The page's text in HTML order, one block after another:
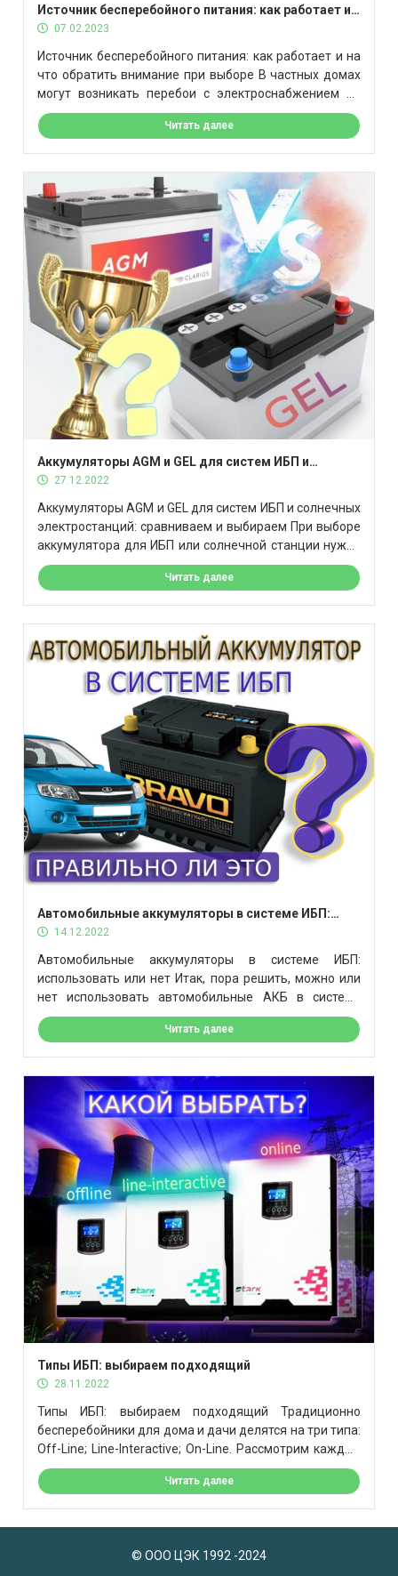
Источник бесперебойного питания: как работает и
на что обратить внимание при выборе
07.02.2023
Источник бесперебойного питания: как работает и на
что обратить внимание при выборе В частных домах
могут возникать перебои с электроснабжением по
причине аварий или плановых ремонтных работ. В
отопительный сезон отключение электричества
отключению скважинного насоса и других важных
бытовых электроприборов. Чтобы сохранить
комфортные […]
Читать далее
Аккумуляторы AGM и GEL для систем ИБП и
солнечных электростанций: сравниваем и
27.12.2022
Аккумуляторы AGM и GEL для систем ИБП и солнечных
электростанций: сравниваем и выбираем При выборе
аккумулятора для ИБП или солнечной станции нужно
понимать принцип работы каждого типа. От этого
зависит эффективность и срок жизни вашего
отличается от GEL? Для чего подойдет агм акб […]
Читать далее
Автомобильные аккумуляторы в системе ИБП:
использовать или нет
14.12.2022
Автомобильные аккумуляторы в системе ИБП:
использовать или нет Итак, пора решить, можно или
нет использовать автомобильные АКБ в системе
бесперебойного питания. Почему этот вопрос вообще
возникает с завидной регулярностью? Потому что
службы Срок службы автомобильных SLI-Sb-
аккумуляторов c жидким электролитом в ИБП
составляет […]
Читать далее
Типы ИБП: выбираем подходящий
28.11.2022
Типы ИБП: выбираем подходящий Традиционно
бесперебойники для дома и дачи делятся на три типа:
Off-Line; Line-Interactive; On-Line. Рассмотрим каждый
из них, чтобы понять, когда какой стоит выбирать. On-
Line бесперебойники Самый продвинутый среди
Читать далее
© ООО ЦЭК 1992 -2024